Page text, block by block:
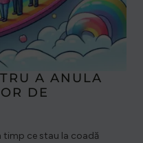
A ANULA
DE
ce stau la coadă